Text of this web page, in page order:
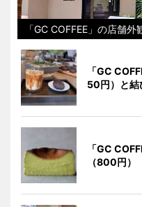
「GC COFFEE」の店舗外
「GC
50円）と結
「GC
（800円）